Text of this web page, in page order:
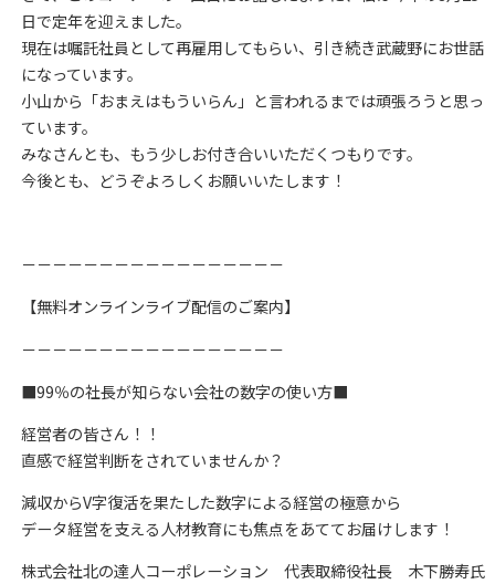
日で定年を迎えました。
現在は嘱託社員として再雇用してもらい、引き続き武蔵野にお世話
になっています。
小山から「おまえはもういらん」と言われるまでは頑張ろうと思っ
ています。
みなさんとも、もう少しお付き合いいただくつもりです。
今後とも、どうぞよろしくお願いいたします！
－－－－－－－－－－－－－－－－－
【無料オンラインライブ配信のご案内】
－－－－－－－－－－－－－－－－－
■99％の社長が知らない会社の数字の使い方■
経営者の皆さん！！
直感で経営判断をされていませんか？
減収からV字復活を果たした数字による経営の極意から
データ経営を支える人材教育にも焦点をあててお届けします！
株式会社北の達人コーポレーション 代表取締役社長 木下勝寿氏